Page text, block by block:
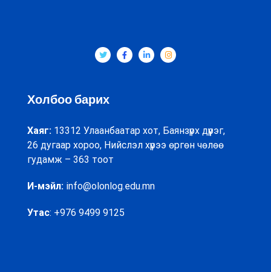
Холбоо барих
Хаяг: 13312 Улаанбаатар хот, Баянзүрх дүүрэг,
26 дугаар хороо, Нийслэл хүрээ өргөн чөлөө
гудамж – 363 тоот
И-мэйл: info@olonlog.edu.mn
Утас: +976 9499 9125